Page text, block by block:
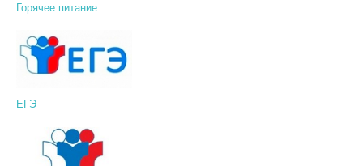
Горячее питание
ЕГЭ